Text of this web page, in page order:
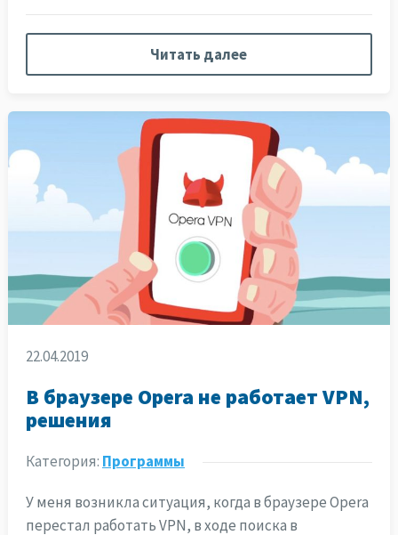
Читать далее
22.04.2019
В браузере Opera не работает VPN,
решения
Категория: Программы
У меня возникла ситуация, когда в браузере Opera
перестал работать VPN, в ходе поиска в